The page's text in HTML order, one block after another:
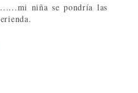
niña se pondría las